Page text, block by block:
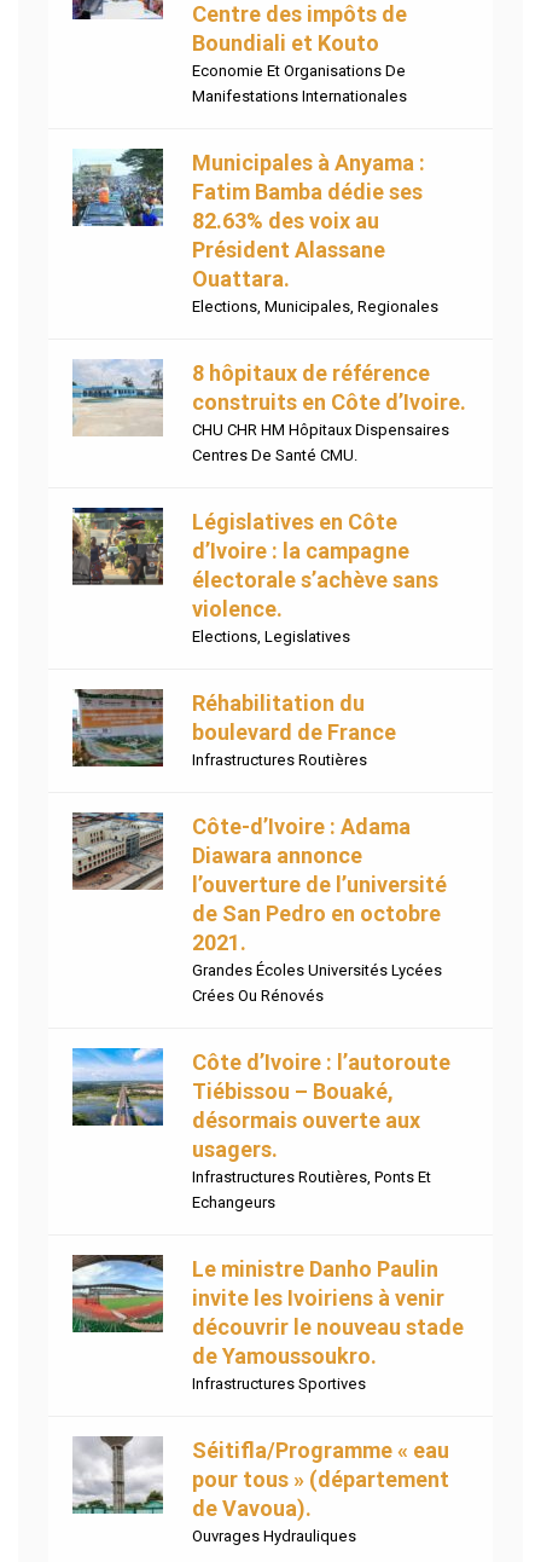
Centre des impôts de
Boundiali et Kouto
Economie Et Organisations De
Manifestations Internationales
Municipales à Anyama :
Fatim Bamba dédie ses
82.63% des voix au
Président Alassane
Ouattara.
Elections, Municipales, Regionales
8 hôpitaux de référence
construits en Côte d’Ivoire.
CHU CHR HM Hôpitaux Dispensaires
Centres De Santé CMU.
Législatives en Côte
d’Ivoire : la campagne
électorale s’achève sans
violence.
Elections, Legislatives
Réhabilitation du
boulevard de France
Infrastructures Routières
Côte-d’Ivoire : Adama
Diawara annonce
l’ouverture de l’université
de San Pedro en octobre
2021.
Grandes Écoles Universités Lycées
Crées Ou Rénovés
Côte d’Ivoire : l’autoroute
Tiébissou – Bouaké,
désormais ouverte aux
usagers.
Infrastructures Routières, Ponts Et
Echangeurs
Le ministre Danho Paulin
invite les Ivoiriens à venir
découvrir le nouveau stade
de Yamoussoukro.
Infrastructures Sportives
Séitifla/Programme « eau
pour tous » (département
de Vavoua).
Ouvrages Hydrauliques